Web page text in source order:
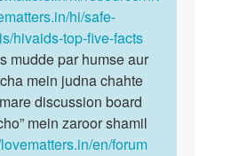
hi/safe-
hivaids-top-five-facts
mudde par humse aur
mein judna chahte
discussion board
mein zaroor shamil
en/forum